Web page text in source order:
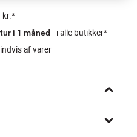
kr.*
i 1 måned - i alle butikker*
af varer
Med sin koniske kværn i